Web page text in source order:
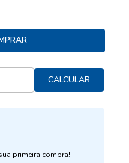
CALCULAR
primeira compra!